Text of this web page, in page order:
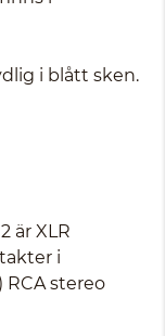
i blått sken.
är XLR
i
RCA stereo